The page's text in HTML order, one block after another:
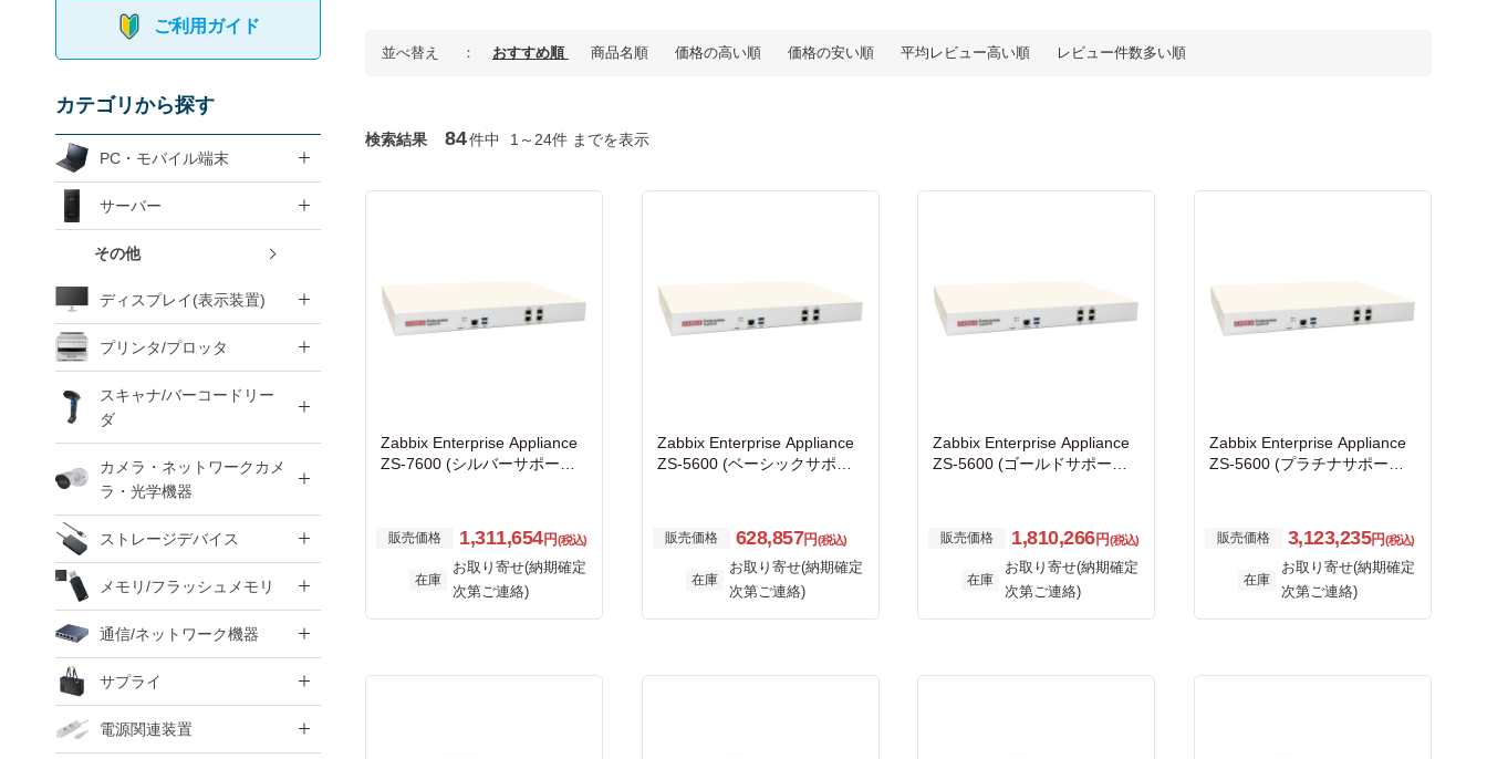
並べ替え おすすめ順 商品名順 価格の高い順 価格の安い順 平均レビュー高い順 レビュー件数多い順
検索結果 84件中 1～24件 までを表示
Zabbix Enterprise Appliance
ZS-7600 (シルバーサポート f
販売価格 1,311,654円(税込)
在庫
お取り寄せ(納期確定
次第ご連絡)
Zabbix Enterprise Appliance
ZS-5600 (ベーシックサポー
販売価格 628,857円(税込)
在庫
お取り寄せ(納期確定
次第ご連絡)
Zabbix Enterprise Appliance
ZS-5600 (ゴールドサポート f
販売価格 1,810,266円(税込)
在庫
お取り寄せ(納期確定
次第ご連絡)
Zabbix Enterprise Appliance
ZS-5600 (プラチナサポート f
販売価格 3,123,235円(税込)
在庫
お取り寄せ(納期確定
次第ご連絡)
ご利用ガイド
カテゴリから探す
PC・モバイル端末
サーバー
その他
ディスプレイ(表示装置)
プリンタ/プロッタ
スキャナ/バーコードリー
ダ
カメラ・ネットワークカメ
ラ・光学機器
ストレージデバイス
メモリ/フラッシュメモリ
通信/ネットワーク機器
サプライ
電源関連装置